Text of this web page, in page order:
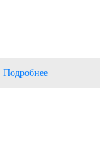
Подробнее